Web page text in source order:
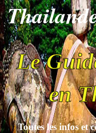
Le
en
Toutes les infos et